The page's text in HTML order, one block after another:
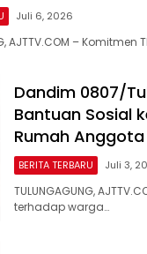
Juli 6, 2026
AJTTV.COM –
Dandim 0807/
Bantuan Sosial
Rumah
BERITA TERBARU Juli 3,
TULUNGAGUNG,
terhadap warga…